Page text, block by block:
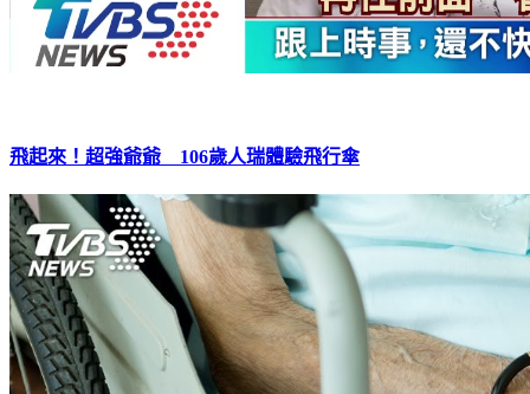
飛起來！超強爺爺 106歲人瑞體驗飛行傘